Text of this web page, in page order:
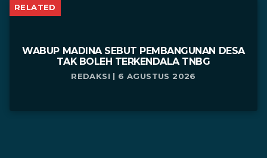
RELATED
WABUP MADINA SEBUT PEMBANGUNAN DESA
TAK BOLEH TERKENDALA TNBG
REDAKSI | 6 AGUSTUS 2026